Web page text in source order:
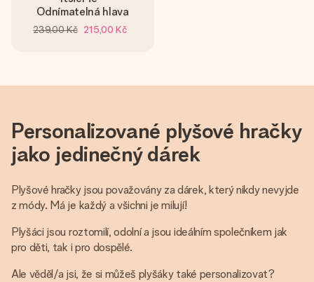
Odnímatelná hlava
239,00 Kč 215,00 Kč
Personalizované plyšové hračky
jako jedinečný dárek
Plyšové hračky jsou považovány za dárek, který nikdy nevyjde
z módy. Má je každý a všichni je milují!
Plyšáci jsou roztomilí, odolní a jsou ideálním společníkem jak
pro děti, tak i pro dospělé.
Ale věděl/a jsi, že si můžeš plyšáky také personalizovat?